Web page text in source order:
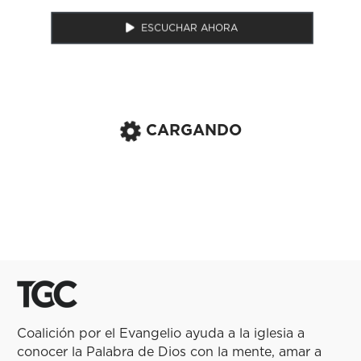
ESCUCHAR AHORA
CARGANDO
Coalición por el Evangelio ayuda a la iglesia a
conocer la Palabra de Dios con la mente, amar a